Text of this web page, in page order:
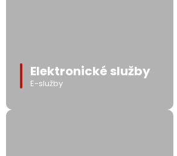
Elektronické služby
E-služby